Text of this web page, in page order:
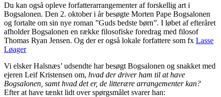
Du kan også opleve forfatterarrangementer af forskellig art i
Bogsalonen. Den 2. oktober i år besøgte Morten Pape Bogsalonen
og fortalte om sin nye roman ”Guds bedste børn”. I løbet af efteråret
afholder Bogsalonen en række filosofiske foredrag med filosof
Thomas Ryan Jensen. Og der er også lokale forfattere som fx Lasse
Løager
Vi elsker Halsnæs’ udsendte har besøgt Bogsalonen og snakket med
ejeren Leif Kristensen om, hvad der driver ham til at have
Bogsalonen, samt hvad det er, de litterære arrangementer kan?
Efter at have tænkt lidt over spørgsmålet svarer han: